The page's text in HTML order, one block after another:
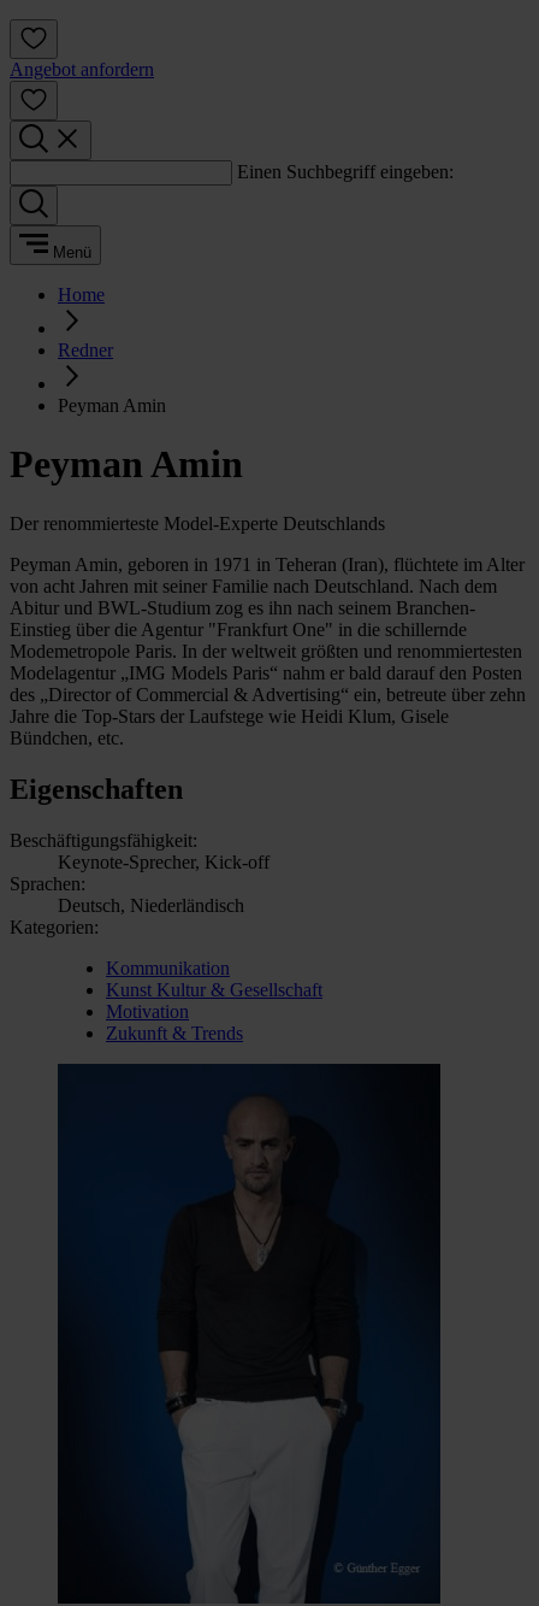
Angebot anfordern
Einen Suchbegriff eingeben:
Menü
Home
Redner
Peyman Amin
Peyman Amin
Der renommierteste Model-Experte Deutschlands
Peyman Amin, geboren in 1971 in Teheran (Iran), flüchtete im Alter
von acht Jahren mit seiner Familie nach Deutschland. Nach dem
Abitur und BWL-Studium zog es ihn nach seinem Branchen-
Einstieg über die Agentur "Frankfurt One" in die schillernde
Modemetropole Paris. In der weltweit größten und renommiertesten
Modelagentur „IMG Models Paris“ nahm er bald darauf den Posten
des „Director of Commercial & Advertising“ ein, betreute über zehn
Jahre die Top-Stars der Laufstege wie Heidi Klum, Gisele
Bündchen, etc.
Eigenschaften
Beschäftigungsfähigkeit:
Keynote-Sprecher, Kick-off
Sprachen:
Deutsch, Niederländisch
Kategorien:
Kommunikation
Kunst Kultur & Gesellschaft
Motivation
Zukunft & Trends